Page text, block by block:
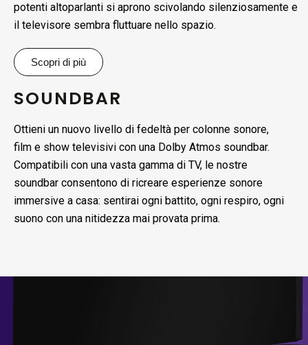
potenti altoparlanti si aprono scivolando silenziosamente e
il televisore sembra fluttuare nello spazio.
Scopri di più
SOUNDBAR
Ottieni un nuovo livello di fedeltà per colonne sonore,
film e show televisivi con una Dolby Atmos soundbar.
Compatibili con una vasta gamma di TV, le nostre
soundbar consentono di ricreare esperienze sonore
immersive a casa: sentirai ogni battito, ogni respiro, ogni
suono con una nitidezza mai provata prima.